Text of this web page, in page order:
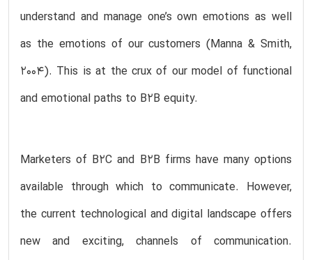
understand and manage one’s own emotions as well
as the emotions of our customers (Manna & Smith,
2004). This is at the crux of our model of functional
and emotional paths to B2B equity.
Marketers of B2C and B2B firms have many options
available through which to communicate. However,
the current technological and digital landscape offers
new and exciting, channels of communication.